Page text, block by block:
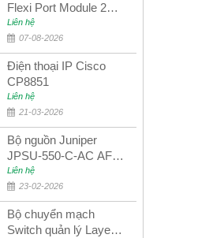
Flexi Port Module 2
port 10GbE SFP+
SGMOD2F2PUR
2port 10GbE SFP+
Liên hệ
07-08-2026
Điện thoại IP Cisco
CP8851
Liên hệ
21-03-2026
Bộ nguồn Juniper
JPSU-550-C-AC AFO
nguồn AC công suất
550W dùng cho dòng
switch Juniper
Networks EX4400
Liên hệ
23-02-2026
Bộ chuyển mạch
Switch quản lý Layer 3